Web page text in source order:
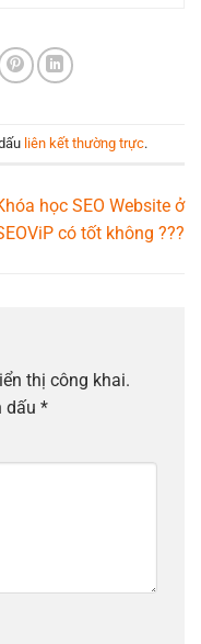
liên kết thường trực.
học SEO Website ở
có tốt không ???
thị công khai.
dấu *